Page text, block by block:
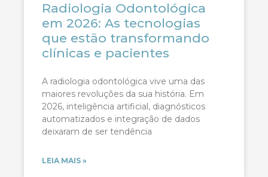
Radiologia Odontológica
em 2026: As tecnologias
que estão transformando
clínicas e pacientes
A radiologia odontológica vive uma das
maiores revoluções da sua história. Em
2026, inteligência artificial, diagnósticos
automatizados e integração de dados
deixaram de ser tendência
LEIA MAIS »